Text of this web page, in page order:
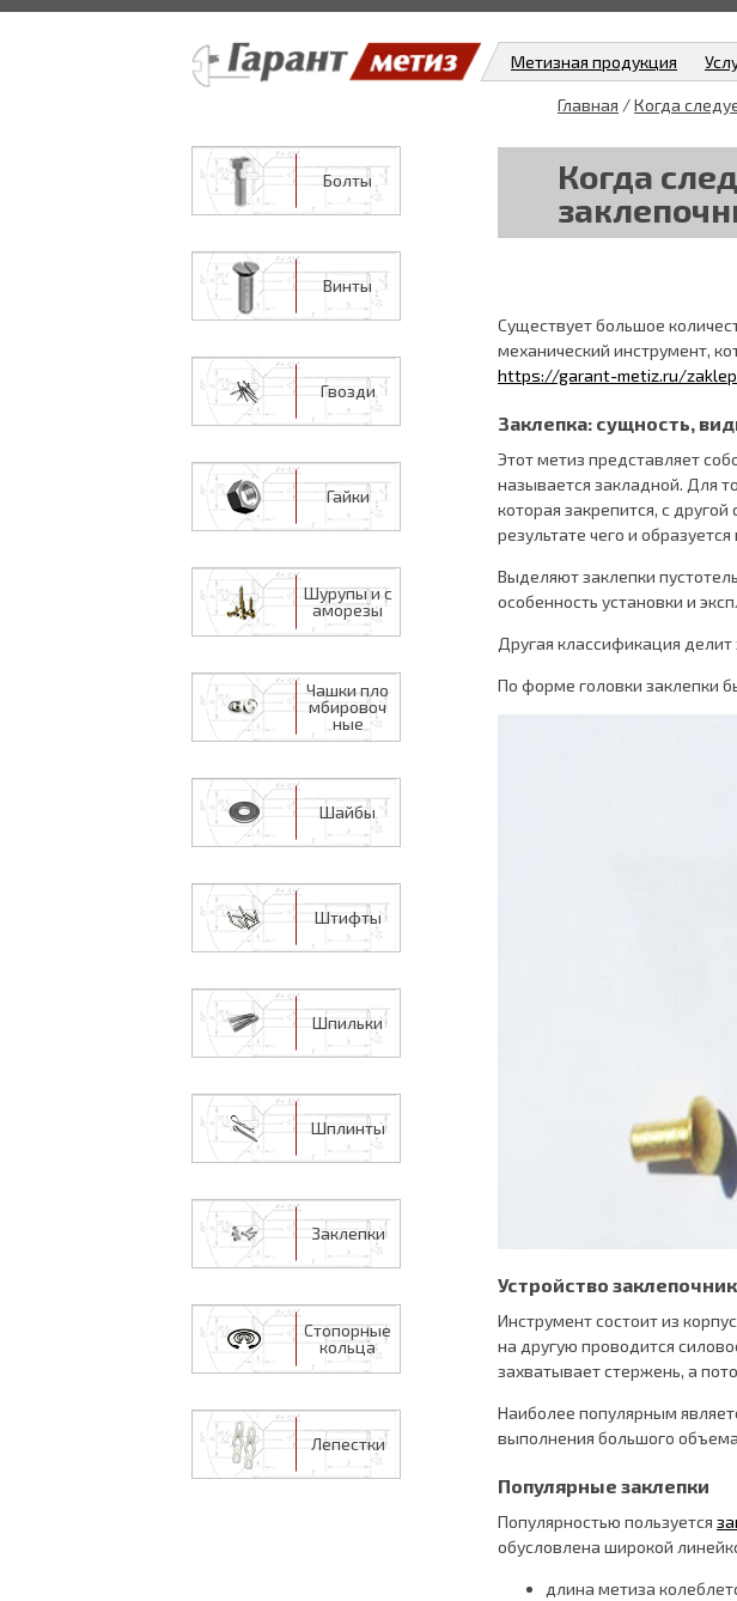
Метизная продукция
Болты
Винты
Гвозди
Гайки
Шурупы и с
аморезы
Чашки пло
мбировоч
ные
Шайбы
Штифты
Шпильки
Шплинты
Заклепки
Стопорные
кольца
Лепестки
Главная /Когда
Когда
Существует большое
механический инструмент,
https://garant-metiz.ru/
Заклепка: сущность,
Этот метиз представляет
называется закладной. Для
которая закрепится, с
результате чего и
Выделяют заклепки
особенность установки и
Другая классификация
По форме головки заклепки
Устройство
Инструмент состоит из
на другую проводится
захватывает стержень, а
Наиболее популярным
выполнения большого
Популярные заклепки
Популярностью пользуется
обусловлена широкой
длина метиза